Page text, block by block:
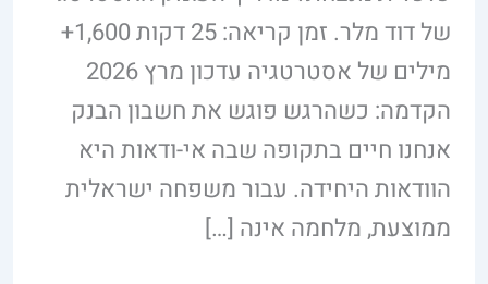
של דוד מלר. זמן קריאה: 25 דקות 1,600+
מילים של אסטרטגיה עדכון מרץ 2026
הקדמה: כשהרגש פוגש את חשבון הבנק
אנחנו חיים בתקופה שבה אי-ודאות היא
הוודאות היחידה. עבור משפחה ישראלית
ממוצעת, מלחמה אינה […]